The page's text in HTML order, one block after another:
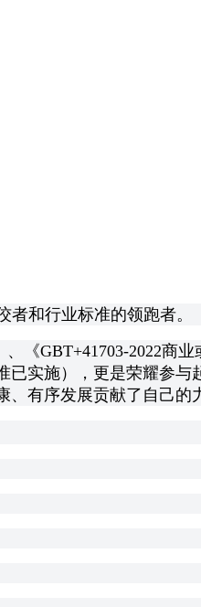
和行业标准的领跑者。
《GBT+41703-2022商
实施），更是荣耀参与
有序发展贡献了自己的